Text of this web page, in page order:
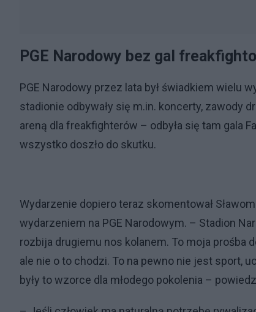
PGE Narodowy bez gal
PGE Narodowy przez lata był świadkiem wielu
stadionie odbywały się m.in. koncerty, zawody
areną dla freakfighterów – odbyła się tam gala
wszystko doszło do skutku.
Wydarzenie dopiero teraz skomentował
wydarzeniem na PGE Narodowym. – Stadion
rozbija drugiemu nos kolanem. To moja prośba
ale nie o to chodzi. To na pewno nie jest sport,
były to wzorce dla młodego pokolenia –